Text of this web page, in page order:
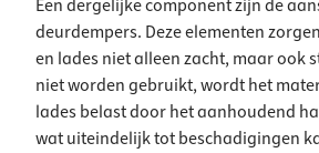
Een dergelijke component zijn de
deurdempers. Deze elementen
en lades niet alleen zacht, maar ook
niet worden gebruikt, wordt het
lades belast door het aanhoudend
wat uiteindelijk tot beschadigingen